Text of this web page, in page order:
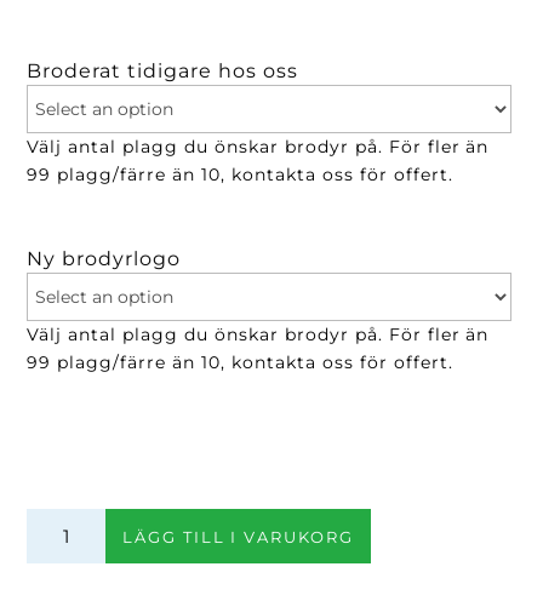
Broderat tidigare hos oss
Välj antal plagg du önskar brodyr på. För fler än
99 plagg/färre än 10, kontakta oss för offert.
Ny brodyrlogo
Välj antal plagg du önskar brodyr på. För fler än
99 plagg/färre än 10, kontakta oss för offert.
fluga
LÄGG TILL I VARUKORG